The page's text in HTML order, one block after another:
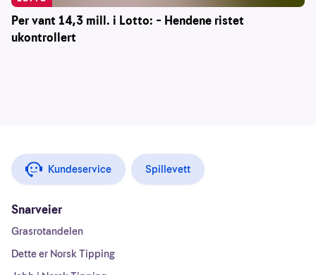
Per vant 14,3 mill. i Lotto: – Hendene ristet
ukontrollert
Kundeservice Spillevett
Snarveier
Grasrotandelen
Dette er Norsk Tipping